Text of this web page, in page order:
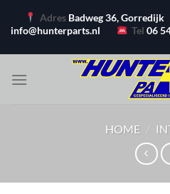
naar
Adres Badweg 36, Gorredijk
info@hunterparts.nl
Tel06
HOME /